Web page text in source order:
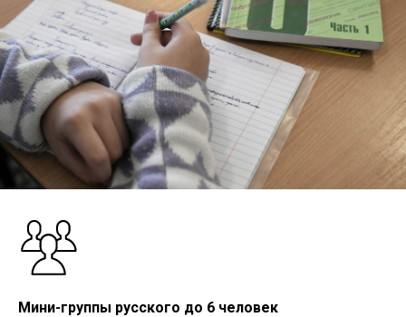
Мини-группы русского до 6 человек